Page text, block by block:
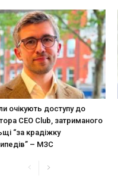
очікують доступу до
CEO Club, затриманого
“за крадіжку
– МЗС